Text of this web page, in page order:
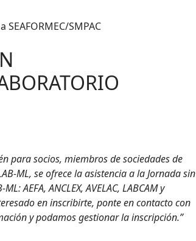
SMPAC
para socios, miembros de sociedades de
ML, se ofrece la asistencia a la Jornada sin
AEFA, ANCLEX, AVELAC, LABCAM y
en inscribirte, ponte en contacto con
y podamos gestionar la inscripción.”